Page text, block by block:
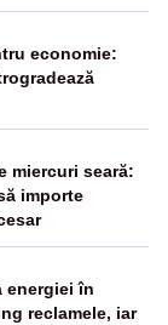
economie:
miercuri seară:
importe
energiei în
reclamele, iar